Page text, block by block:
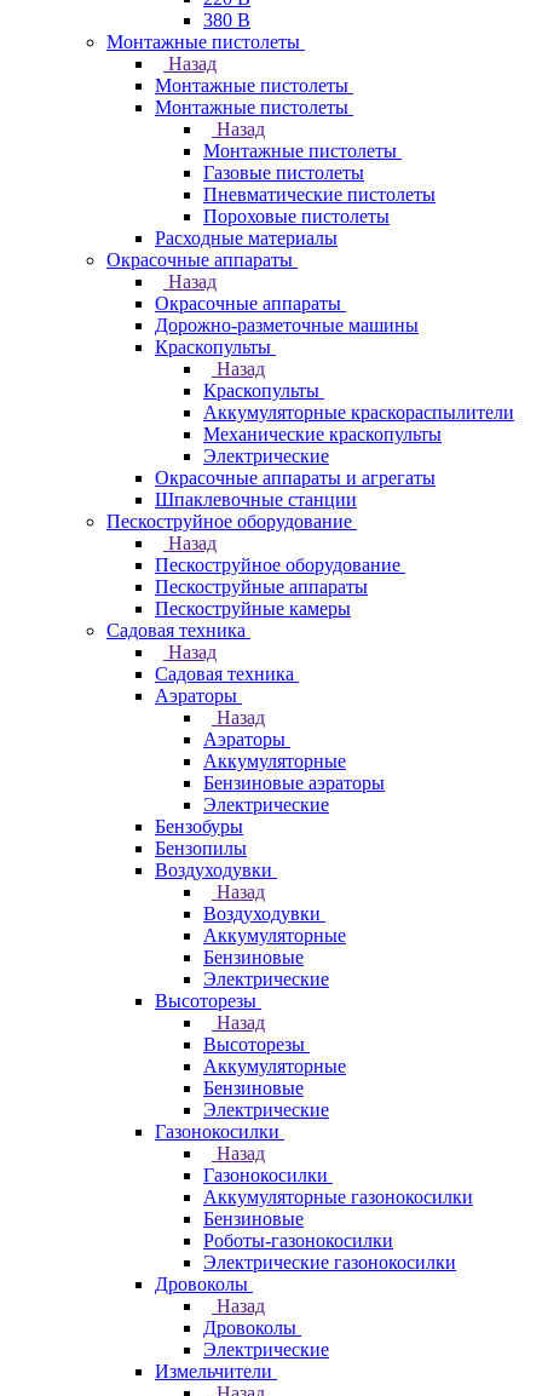
380 В
Монтажные пистолеты
Назад
Монтажные пистолеты
Монтажные пистолеты
Назад
Монтажные пистолеты
Газовые пистолеты
Пневматические пистолеты
Пороховые пистолеты
Расходные материалы
Окрасочные аппараты
Назад
Окрасочные аппараты
Дорожно-разметочные машины
Краскопульты
Назад
Краскопульты
Аккумуляторные краскораспылители
Механические краскопульты
Электрические
Окрасочные аппараты и агрегаты
Шпаклевочные станции
Пескоструйное оборудование
Назад
Пескоструйное оборудование
Пескоструйные аппараты
Пескоструйные камеры
Садовая техника
Назад
Садовая техника
Аэраторы
Назад
Аэраторы
Аккумуляторные
Бензиновые аэраторы
Электрические
Бензобуры
Бензопилы
Воздуходувки
Назад
Воздуходувки
Аккумуляторные
Бензиновые
Электрические
Высоторезы
Назад
Высоторезы
Аккумуляторные
Бензиновые
Электрические
Газонокосилки
Назад
Газонокосилки
Аккумуляторные газонокосилки
Бензиновые
Роботы-газонокосилки
Электрические газонокосилки
Дровоколы
Назад
Дровоколы
Электрические
Измельчители